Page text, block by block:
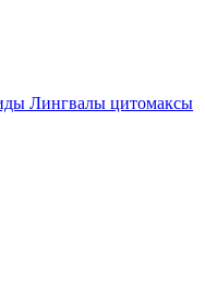
Лингвалы цитомаксы